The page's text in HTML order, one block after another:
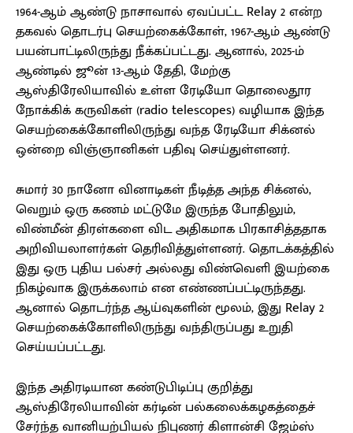
1964-ஆம் ஆண்டு நாசாவால் ஏவப்பட்ட Relay 2 என்ற
தகவல் தொடர்பு செயற்கைக்கோள், 1967-ஆம் ஆண்டு
பயன்பாட்டிலிருந்து நீக்கப்பட்டது. ஆனால், 2025-ம்
ஆண்டில் ஜூன் 13-ஆம் தேதி, மேற்கு
ஆஸ்திரேலியாவில் உள்ள ரேடியோ தொலைதூர
நோக்கிக் கருவிகள் (radio telescopes) வழியாக இந்த
செயற்கைக்கோளிலிருந்து வந்த ரேடியோ சிக்னல்
ஒன்றை விஞ்ஞானிகள் பதிவு செய்துள்ளனர்.
சுமார் 30 நானோ வினாடிகள் நீடித்த அந்த சிக்னல்,
வெறும் ஒரு கணம் மட்டுமே இருந்த போதிலும்,
விண்மீன் திரள்களை விட அதிகமாக பிரகாசித்ததாக
அறிவியலாளர்கள் தெரிவித்துள்ளனர். தொடக்கத்தில்
இது ஒரு புதிய பல்சர் அல்லது விண்வெளி இயற்கை
நிகழ்வாக இருக்கலாம் என எண்ணப்பட்டிருந்தது.
ஆனால் தொடர்ந்த ஆய்வுகளின் மூலம், இது Relay 2
செயற்கைக்கோளிலிருந்து வந்திருப்பது உறுதி
செய்யப்பட்டது.
இந்த அதிரடியான கண்டுபிடிப்பு குறித்து
ஆஸ்திரேலியாவின் கர்டின் பல்கலைக்கழகத்தைச்
சேர்ந்த வானியற்பியல் நிபுணர் கிளான்சி ஜேம்ஸ்